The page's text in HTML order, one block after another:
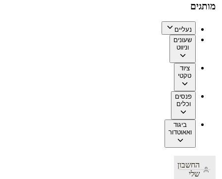
מותגים
נעליים
שעונים
וניווט
ציוד
טקטי
פנסים
וכלים
ביגוד
ואאוטדור
החשבון
שלי